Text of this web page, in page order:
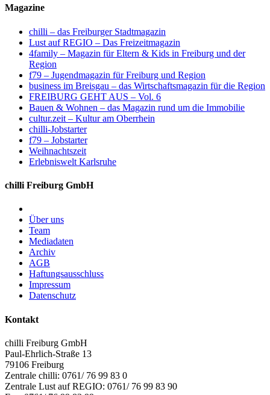
Magazine
chilli – das Freiburger Stadtmagazin
Lust auf REGIO – Das Freizeitmagazin
4family – Magazin für Eltern & Kids in Freiburg und der
Region
f79 – Jugendmagazin für Freiburg und Region
business im Breisgau – das Wirtschaftsmagazin für die Region
FREIBURG GEHT AUS – Vol. 6
Bauen & Wohnen – das Magazin rund um die Immobilie
cultur.zeit – Kultur am Oberrhein
chilli-Jobstarter
f79 – Jobstarter
Weihnachtszeit
Erlebniswelt Karlsruhe
chilli Freiburg GmbH
Über uns
Team
Mediadaten
Archiv
AGB
Haftungsausschluss
Impressum
Datenschutz
Kontakt
chilli Freiburg GmbH
Paul-Ehrlich-Straße 13
79106 Freiburg
Zentrale chilli: 0761/ 76 99 83 0
Zentrale Lust auf REGIO: 0761/ 76 99 83 90